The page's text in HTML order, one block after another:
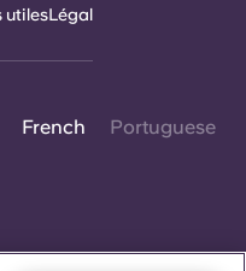
utilesLégal
French Portuguese